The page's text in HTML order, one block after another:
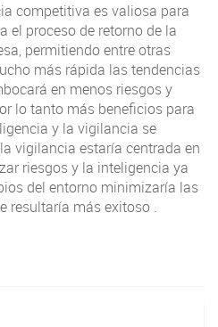
competitiva es valiosa para
el proceso de retorno de la
permitiendo entre otras
más rápida las tendencias
en menos riesgos y
lo tanto más beneficios para
y la vigilancia se
vigilancia estaría centrada en
riesgos y la inteligencia ya
del entorno minimizaría las
resultaría más exitoso .